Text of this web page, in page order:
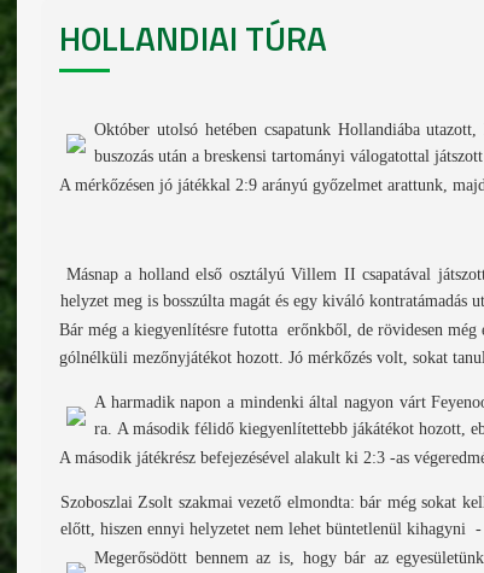
HOLLANDIAI TÚRA
Október utolsó hetében csapatunk Hollandiába
buszozás után a breskensi tartományi válogatottal játszott
A mérkőzésen jó játékkal 2:9 arányú győzelmet arattunk,
Másnap a holland első osztályú Villem II csapatával
helyzet meg is bosszúlta magát és egy kiváló kontratámadás
Bár még a kiegyenlítésre futotta erőnkből, de rövidesen
gólnélküli mezőnyjátékot hozott. Jó mérkőzés volt, sokat
A harmadik napon a mindenki által nagyon várt
ra. A második félidő kiegyenlítettebb jákátékot hozott,
A második játékrész befejezésével alakult ki 2:3 -as
Szoboszlai Zsolt szakmai vezető elmondta: bár még sokat
előtt, hiszen ennyi helyzetet nem lehet büntetlenül kihagyni
Megerősödött bennem az is, hogy bár az